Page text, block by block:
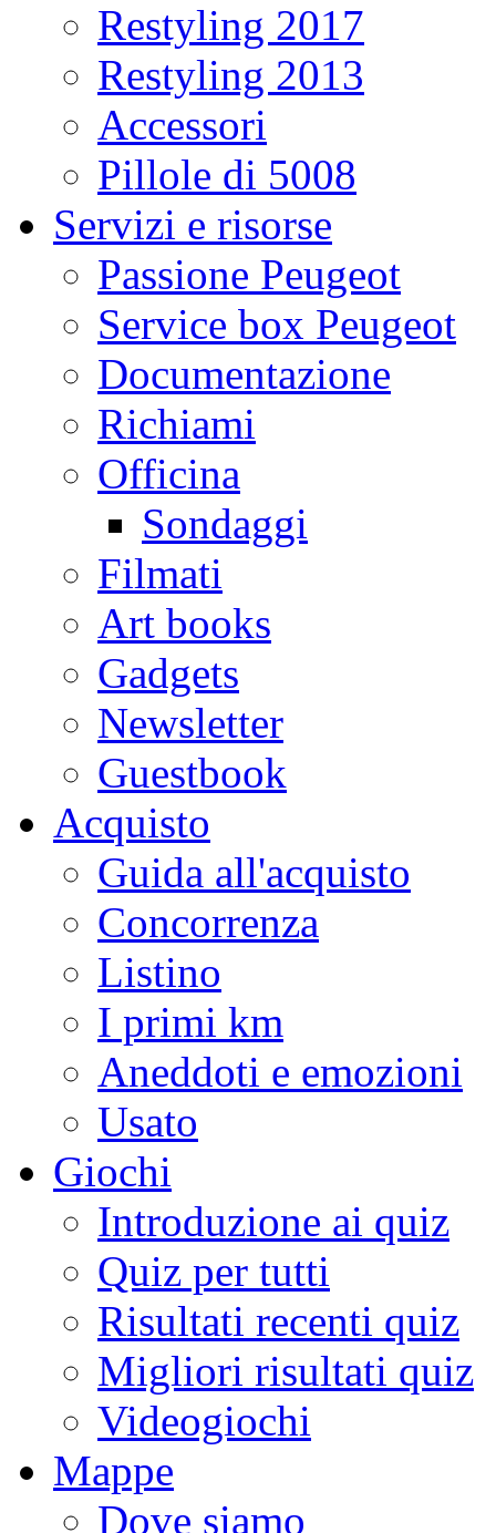
Restyling 2017
Restyling 2013
Accessori
Pillole di 5008
Servizi e risorse
Passione Peugeot
Service box Peugeot
Documentazione
Richiami
Officina
Sondaggi
Filmati
Art books
Gadgets
Newsletter
Guestbook
Acquisto
Guida all'acquisto
Concorrenza
Listino
I primi km
Aneddoti e emozioni
Usato
Giochi
Introduzione ai quiz
Quiz per tutti
Risultati recenti quiz
Migliori risultati quiz
Videogiochi
Mappe
Dove siamo